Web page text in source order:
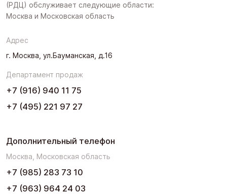
Поволжье
Урал
(РДЦ) обслуживает следующие области:
Москва и Московская область
Адрес
г. Москва, ул.Бауманская, д.16
Департамент продаж
+7 (916) 940 11 75
+7 (495) 221 97 27
Дополнительный телефон
Москва, Московская область
+7 (985) 283 73 10
+7 (963) 964 24 03